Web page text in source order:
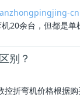
20余台，但都是
别？
控折弯机价格根据